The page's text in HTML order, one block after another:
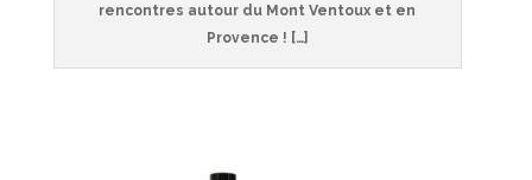
rencontres autour du Mont Ventoux et en
Provence ! […]